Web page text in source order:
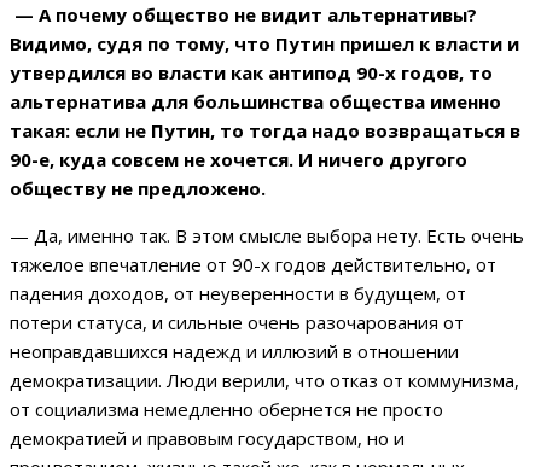
— А почему общество не видит альтернативы?
Видимо, судя по тому, что Путин пришел к власти и
утвердился во власти как антипод 90-х годов, то
альтернатива для большинства общества именно
такая: если не Путин, то тогда надо возвращаться в
90-е, куда совсем не хочется. И ничего другого
обществу не предложено.
— Да, именно так. В этом смысле выбора нету. Есть очень
тяжелое впечатление от 90-х годов действительно, от
падения доходов, от неуверенности в будущем, от
потери статуса, и сильные очень разочарования от
неоправдавшихся надежд и иллюзий в отношении
демократизации. Люди верили, что отказ от коммунизма,
от социализма немедленно обернется не просто
демократией и правовым государством, но и